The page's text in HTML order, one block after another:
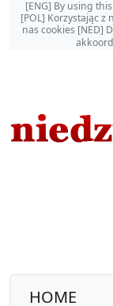
[ENG] By using
[POL] Korzystając
nas cookies [NED]
HOME